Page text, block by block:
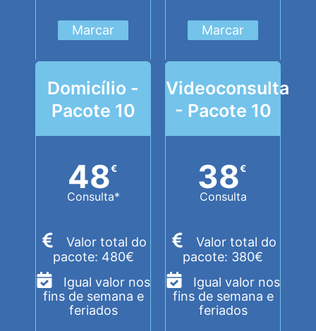
Marcar
Domicílio -
Pacote 10
48€
Consulta*
Valor total do
pacote: 480€
Igual valor nos
fins de semana e
feriados
Marcar
Videoconsulta
- Pacote 10
38€
Consulta
Valor total do
pacote: 380€
Igual valor nos
fins de semana e
feriados